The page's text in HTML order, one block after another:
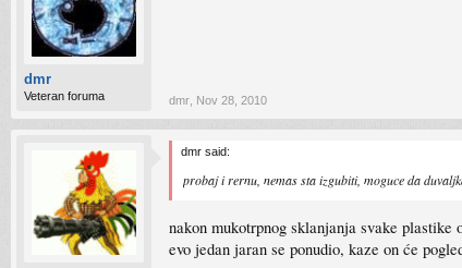
dmr
Veteran foruma dmr Nov 28, 2010
dmr said:
probaj i rernu, nemas sta izgubiti, moguce da
nakon mukotrpnog sklanjanja svake
evo jedan jaran se ponudio, kaze on će